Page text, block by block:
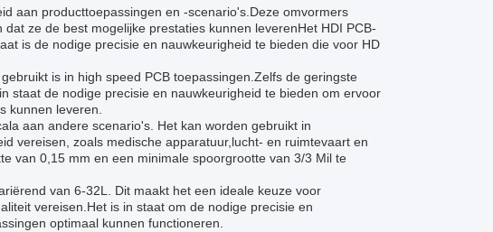
aan producttoepassingen en -scenario's.Deze omvormers
ze de best mogelijke prestaties kunnen leverenHet HDI PCB-
is de nodige precisie en nauwkeurigheid te bieden die voor HD
is in high speed PCB toepassingen.Zelfs de geringste
staat de nodige precisie en nauwkeurigheid te bieden om ervoor
kunnen leveren.
aan andere scenario's. Het kan worden gebruikt in
vereisen, zoals medische apparatuur,lucht- en ruimtevaart en
van 0,15 mm en een minimale spoorgrootte van 3/3 Mil te
van 6-32L. Dit maakt het een ideale keuze voor
vereisen.Het is in staat om de nodige precisie en
optimaal kunnen functioneren.